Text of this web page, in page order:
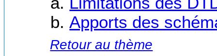
Apports des
Retour au thème